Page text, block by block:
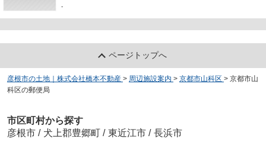
-
ページトップへ
彦根市の土地｜株式会社橋本不動産 > 周辺施設案内 > 京都市山科区 > 京都市山
科区の郵便局
市区町村から探す
彦根市 / 犬上郡豊郷町 / 東近江市 / 長浜市